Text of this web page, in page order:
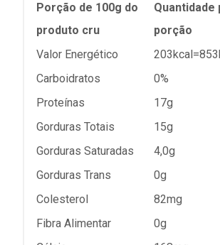
Porção de 100g do
produto cru
Quantidade
porção
Valor Energético
Carboidratos
0%
Proteínas
17g
Gorduras Totais
15g
Gorduras Saturadas
4,0g
Gorduras Trans
0g
Colesterol
82mg
Fibra Alimentar
0g